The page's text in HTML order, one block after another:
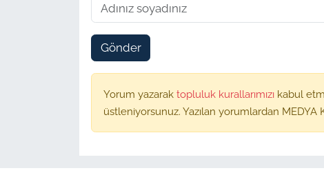
Gönder
Yorum yazarak topluluk kurallarımızı kabul
üstleniyorsunuz. Yazılan yorumlardan